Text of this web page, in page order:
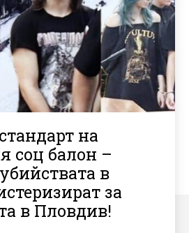
на
соц балон –
в
за
в Пловдив!